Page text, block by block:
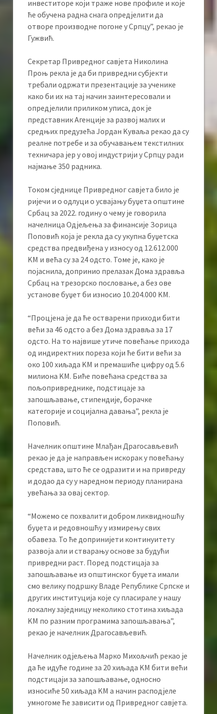
инвеститоре који траже нове профиле и које
ће обучена радна снага опредјелити да
отворе производне погоне у Српцу”, рекао је
Гужвић.
Секретар Привредног савјета Николина
Проњ рекла је да би привредни субјекти
требали одржати презентације за ученике
како би их на тај начин заинтересовали и
опредјелили приликом уписа, док је
представник Агенције за развој малих и
средњих предузећа Јордан Kуваља рекао да су
реалне потребе и за обучавањем текстилних
техничара јер у овој индустрији у Српцу ради
најмање 350 радника.
Током сједнице Привредног савјета било је
ријечи и о одлуци о усвајању буџета општине
Србац за 2022. годину о чему је говорила
начелница Одјељења за финансије Зорица
Поповић која је рекла да су укупна буџетска
средства предвиђена у износу од 12.612.000
KМ и већа су за 24 одсто. Томе је, како је
појаснила, допринио прелазак Дома здравља
Србац на трезорско пословање, а без ове
установе буџет би износио 10.204.000 KМ.
“Процјена је да ће остварени приходи бити
већи за 46 одсто а без Дома здравља за 17
одсто. На то највише утиче повећање прихода
од индиректних пореза који ће бити већи за
око 100 хиљада KМ и премашиће цифру од 5.6
милиона KМ. Биће повећана средства за
пољопривреднике, подстицаје за
запошљавање, стипендије, борачке
категорије и социјална давања”, рекла је
Поповић.
Начелник општине Млађан Драгосављевић
рекао је да је направљен искорак у повећању
средстава, што ће се одразити и на привреду
и додао да су у наредном периоду планирана
увећања за овај сектор.
“Можемо се похвалити добром ликвидношћу
буџета и редовношћу у измирењу свих
обавеза. То ће допринијети континуитету
развоја али и стварању основе за будући
привредни раст. Поред подстицаја за
запошљавање из општинског буџета имали
смо велику подршку Владе Републике Српске и
других институција које су пласирале у нашу
локалну заједницу неколико стотина хиљада
KМ по разним програмима запошљавања”,
рекао је начелник Драгосављевић.
Начелник одјељења Марко Михољчић рекао је
да ће идуће године за 20 хиљада KМ бити већи
подстицаји за запошљавање, односно
износиће 50 хиљада KМ а начин расподјеле
умногоме ће зависити од Привредног савјета.